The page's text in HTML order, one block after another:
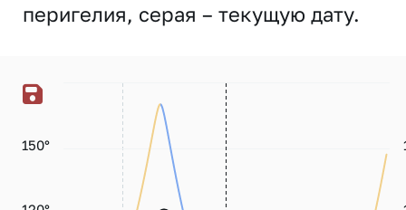
перигелия, серая – текущую дату.
150°